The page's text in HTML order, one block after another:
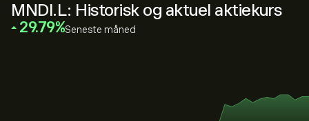
MNDI.L: Historisk og aktuel aktiekurs
‎29.79‎ Seneste måned